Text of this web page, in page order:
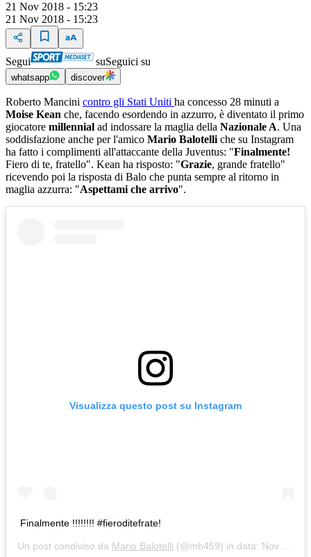
21 Nov 2018 - 15:23
21 Nov 2018 - 15:23
Segui suSeguici su
whatsapp discover
Roberto Mancini contro gli Stati Uniti ha concesso 28 minuti a
Moise Kean che, facendo esordendo in azzurro, è diventato il primo
giocatore millennial ad indossare la maglia della Nazionale A. Una
soddisfazione anche per l'amico Mario Balotelli che su Instagram
ha fatto i complimenti all'attaccante della Juventus: "Finalmente!
Fiero di te, fratello". Kean ha risposto: "Grazie, grande fratello"
ricevendo poi la risposta di Balo che punta sempre al ritorno in
maglia azzurra: "Aspettami che arrivo".
Visualizza questo post su Instagram
Finalmente !!!!!!!! #fieroditefrate!
Un post condiviso da Mario Balotelli‍‍ (@mb459) in data: Nov 20, 2018 at 2:20 PST